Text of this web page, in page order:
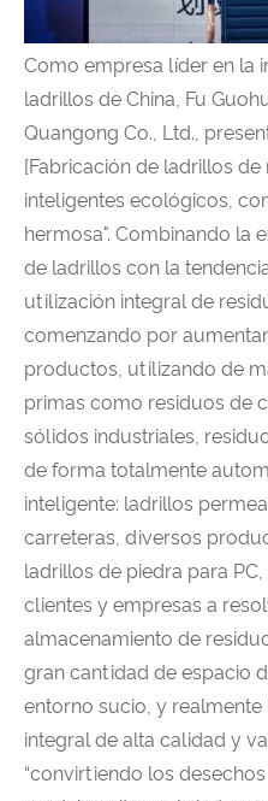
Como empresa líder en la
ladrillos de China, Fu
Quangong Co., Ltd.,
[Fabricación de ladrillos
inteligentes ecológicos,
hermosa". Combinando la
de ladrillos con la
utilización integral de
comenzando por
productos, utilizando de
primas como residuos de
sólidos industriales,
de forma totalmente
inteligente: ladrillos
carreteras, diversos
ladrillos de piedra para
clientes y empresas a
almacenamiento de
gran cantidad de espacio
entorno sucio, y
integral de alta calidad y
“convirtiendo los